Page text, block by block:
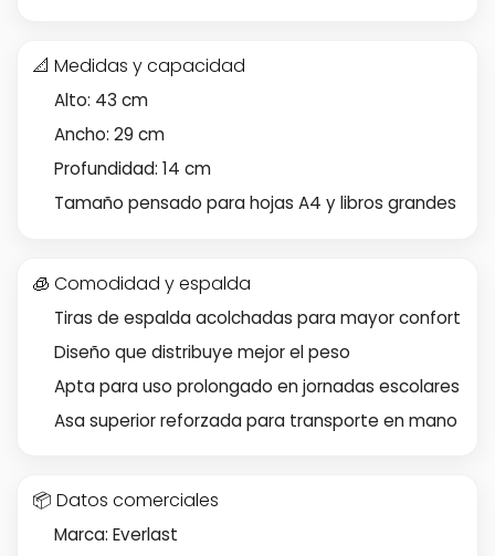
📐 Medidas y capacidad
Alto: 43 cm
Ancho: 29 cm
Profundidad: 14 cm
Tamaño pensado para hojas A4 y libros grandes
🧊 Comodidad y espalda
Tiras de espalda acolchadas para mayor confort
Diseño que distribuye mejor el peso
Apta para uso prolongado en jornadas escolares
Asa superior reforzada para transporte en mano
📦 Datos comerciales
Marca: Everlast